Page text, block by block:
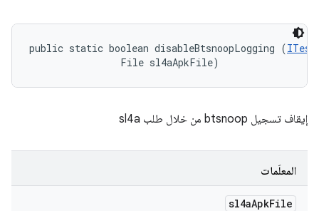
public static boolean disableBtsnoopLogging (
                File sl4aApkFile)
إيقاف تسجيل btsnoop من خلال طلب sl4a
المعلَمات
sl4aApkFile